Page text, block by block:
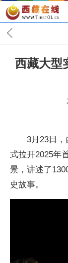
西藏大型
3月23日，
式拉开2025年
景，讲述了
史故事。